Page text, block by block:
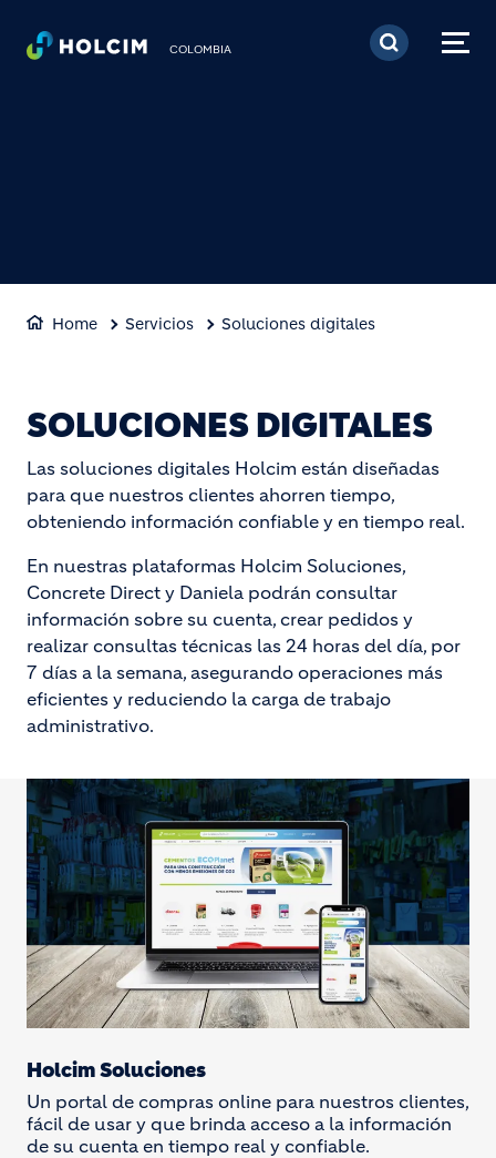
Pasar al contenido
COLOMBIA
Home Servicios Soluciones digitales
SOLUCIONES DIGITALES
Las soluciones digitales Holcim están diseñadas
para que nuestros clientes ahorren tiempo,
obteniendo información confiable y en tiempo real.
En nuestras plataformas Holcim Soluciones,
Concrete Direct y Daniela podrán consultar
información sobre su cuenta, crear pedidos y
realizar consultas técnicas las 24 horas del día, por
7 días a la semana, asegurando operaciones más
eficientes y reduciendo la carga de trabajo
administrativo.
Holcim Soluciones
Un portal de compras online para nuestros clientes,
fácil de usar y que brinda acceso a la información
de su cuenta en tiempo real y confiable.